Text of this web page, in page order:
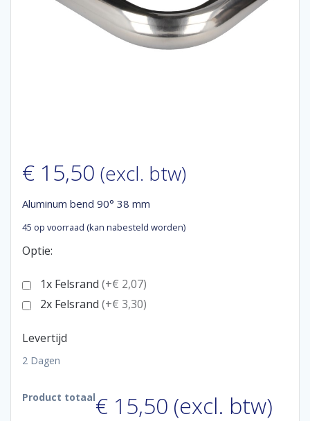
€ 15,50 (excl. btw)
Aluminum bend 90° 38 mm
45 op voorraad (kan nabesteld worden)
Optie:
1x Felsrand (+€ 2,07)
2x Felsrand (+€ 3,30)
Levertijd
2 Dagen
Product totaal€ 15,50 (excl. btw)